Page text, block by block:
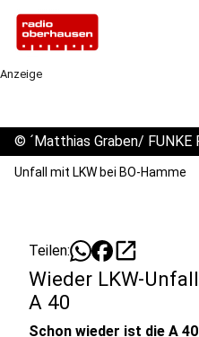
Anzeige
© ´Matthias Graben/
Unfall mit LKW bei BO-Hamme
Teilen: open_in_new
Wieder LKW-
A 40
Schon wieder ist die A